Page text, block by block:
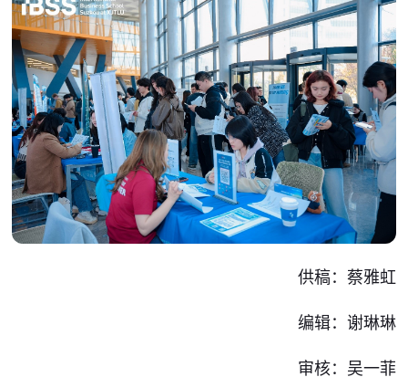
供稿：蔡雅虹
编辑：谢琳琳
审核：吴一菲